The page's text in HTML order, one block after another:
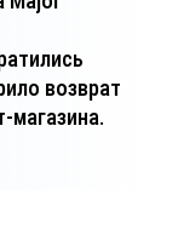
возврат
магазина.